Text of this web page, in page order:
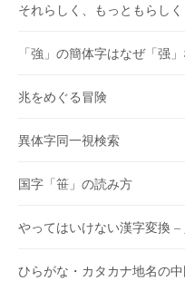
それらしく、もっともらしく
「強」の簡体字はなぜ「强
兆をめぐる冒険
異体字同一視検索
国字「笹」の読み方
やってはいけない漢字変換 –
ひらがな・カタカナ地名の